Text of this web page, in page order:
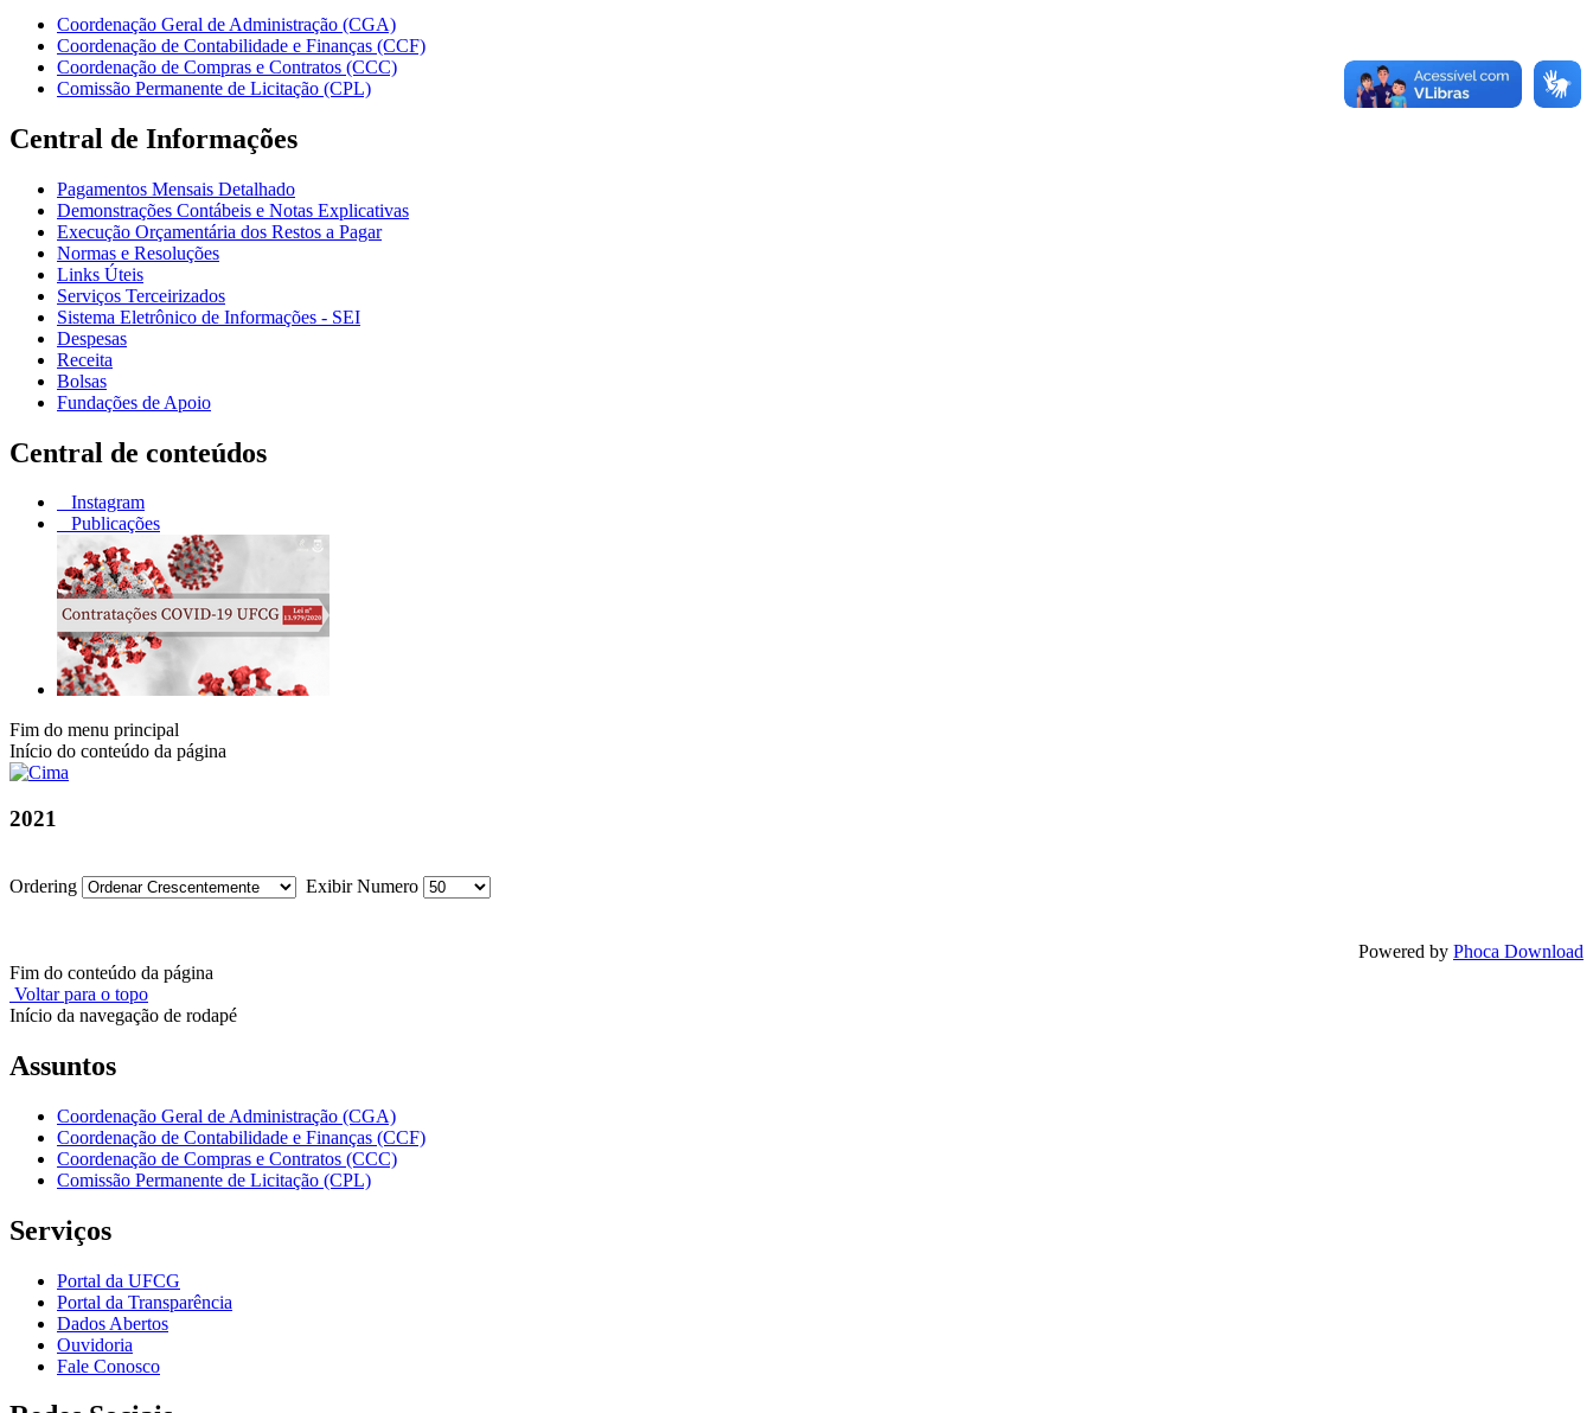
Coordenação Geral de Administração (CGA)
Coordenação de Contabilidade e Finanças (CCF)
Coordenação de Compras e Contratos (CCC)
Comissão Permanente de Licitação (CPL)
Central de Informações
Pagamentos Mensais Detalhado
Demonstrações Contábeis e Notas Explicativas
Execução Orçamentária dos Restos a Pagar
Normas e Resoluções
Links Úteis
Serviços Terceirizados
Sistema Eletrônico de Informações - SEI
Despesas
Receita
Bolsas
Fundações de Apoio
Central de conteúdos
Instagram
Publicações
Fim do menu principal
Início do conteúdo da página
2021
Ordering Exibir Numero
Powered by Phoca Download
Fim do conteúdo da página
Voltar para o topo
Início da navegação de rodapé
Assuntos
Coordenação Geral de Administração (CGA)
Coordenação de Contabilidade e Finanças (CCF)
Coordenação de Compras e Contratos (CCC)
Comissão Permanente de Licitação (CPL)
Serviços
Portal da UFCG
Portal da Transparência
Dados Abertos
Ouvidoria
Fale Conosco